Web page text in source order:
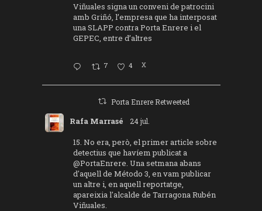
Viñuales signa un conveni de patrocini
amb Griñó, l’empresa que ha interposat
una SLAPP contra Porta Enrere i el
GEPEC, entre d’altres
7 4 X
Porta Enrere Retweeted
Rafa Marrasé 24 jul.
15. No era, però, el primer article sobre
detectius que havíem publicat a
@PortaEnrere. Una setmana abans
d'aquell de Método 3, en vam publicar
un altre i, en aquell reportatge,
apareixia l'alcalde de Tarragona Rubén
Viñuales.